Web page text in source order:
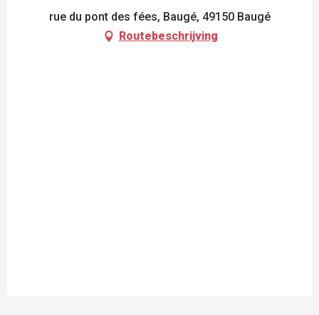
rue du pont des fées, Baugé, 49150 Baugé
Routebeschrijving